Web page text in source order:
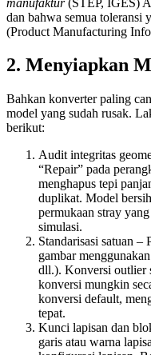
dan bahwa semua
(Product Manufacturing
2. Menyiapkan
Bahkan konverter paling
model yang sudah rusak.
berikut:
Audit integritas
“Repair” pada
menghapus tepi
duplikat. Model
permukaan stray
simulasi.
Standarisasi satuan –
gambar
dll.). Konversi outlier
konversi mungkin
konversi default,
tepat.
Kunci lapisan dan
garis atau warna